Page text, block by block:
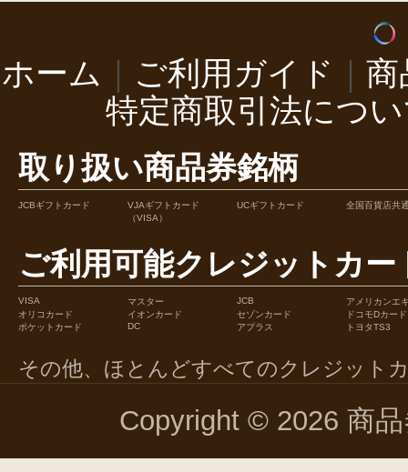
ホーム ご利用ガイド
商
特定商取引法につ
取り扱い商品券銘柄
JCBギフトカード
VJAギフトカード
（VISA）
UCギフトカード 全国百貨店共
ご利用可能クレジットカー
VISA マスター JCB
アメリカンエ
オリコカード
イオンカード セゾンカード
ドコモDカード
ポケットカード
DC アプラス トヨタTS3
その他、ほとんどすべてのクレジット
Copyright © 2026 商